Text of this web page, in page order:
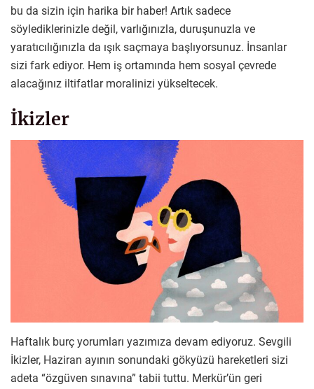
bu da sizin için harika bir haber! Artık sadece
söylediklerinizle değil, varlığınızla, duruşunuzla ve
yaratıcılığınızla da ışık saçmaya başlıyorsunuz. İnsanlar
sizi fark ediyor. Hem iş ortamında hem sosyal çevrede
alacağınız iltifatlar moralinizi yükseltecek.
İkizler
Haftalık burç yorumları yazımıza devam ediyoruz. Sevgili
İkizler, Haziran ayının sonundaki gökyüzü hareketleri sizi
adeta “özgüven sınavına” tabii tuttu. Merkür’ün geri